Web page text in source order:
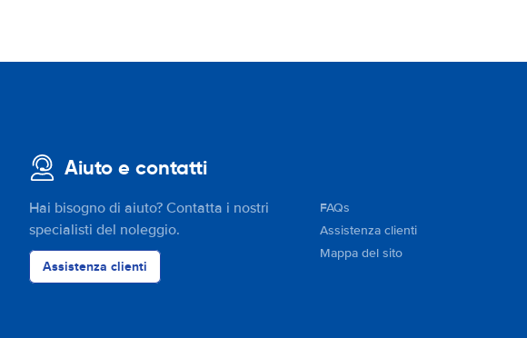
Aiuto e contatti
Hai bisogno di aiuto? Contatta i nostri
specialisti del noleggio.
Assistenza clienti
FAQs
Assistenza clienti
Mappa del sito